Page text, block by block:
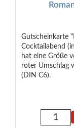
Gutscheinkarte
Cocktailabend
hat eine Größe
roter Umschlag
(DIN C6).